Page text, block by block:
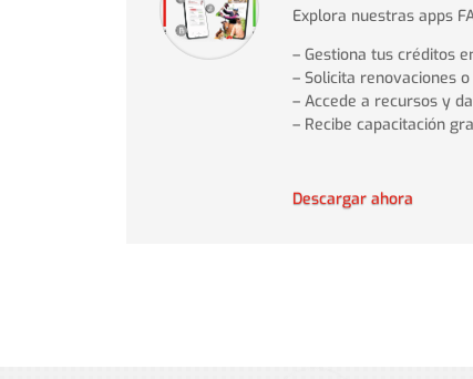
Explora nuestras apps
– Gestiona tus créditos
– Solicita renovaciones
– Accede a recursos y
– Recibe capacitación
Descargar ahora